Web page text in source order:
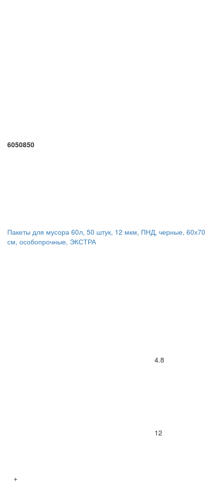
6050850
Пакеты для мусора 60л, 50 штук, 12 мкм, ПНД, черные, 60х70
см, особопрочные, ЭКСТРА
4.8
12
+